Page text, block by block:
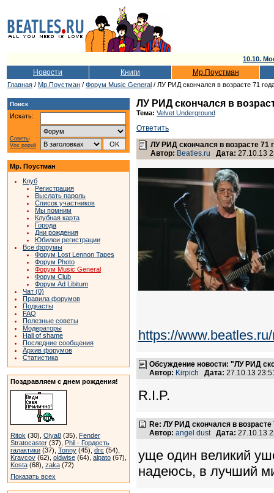
10.10.
Новости Книги Мр.Поустман
Главная / Мр.Поустман / Форум Music General / ЛУ РИД скончался в возрасте 71
Поиск
Искать:
Советы
Vox populi
Мр. Поустман
Клуб
Регистрация
Выслать пароль
Список участников
Мы помним
Клубная карта
Города
Дни рождения
Юбилеи регистрации
Все форумы
Форум Lost Lennon Tapes
Форум Photo
Форум Music General
Форум Club
Форум Ad Libitum
Чат (0)
Правила форумов
Подкасты
FAQ
Полезные советы
Модераторы
Hall of shame
Последние сообщения
Архив форумов
Статистика
Поздравляем с днем рождения!
Ritok (30), Olya8 (35), Fender
Stratocaster (37), Phil - Гордость
галактики (37), Tonny (45), drc (54),
Kravcov (62), oldwise (64), alpato (67),
Kosta (68), zaka (72)
Показать всех
ЛУ РИД скончался в
Тема: Velvet Underground
Ответить
ЛУ РИД скончался в возрасте 71
Автор: Beatles.ru Дата: 27.10.13
https://
Обсуждение новости: "ЛУ РИД
Автор: Kirpich Дата: 27.10.13
R.I.P.
Re: ЛУ РИД скончался в возрасте
Автор: angel dust Дата: 27.10.13
уще один великий
надеюсь, в лучший